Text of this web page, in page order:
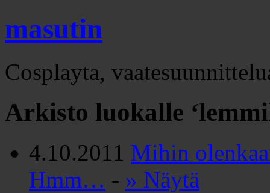
masutin
Cosplayta,
Arkisto luokalle
4.10.2011 Mihin
Hmm… - » Näytä